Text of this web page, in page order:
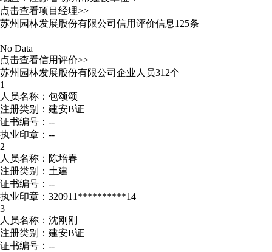
点击查看项目经理>>
苏州园林发展股份有限公司信用评价信息125条
No Data
点击查看信用评价>>
苏州园林发展股份有限公司企业人员312个
1
人员名称：包颂颂
注册类别：建安B证
证书编号：--
执业印章：--
2
人员名称：陈培春
注册类别：土建
证书编号：--
执业印章：320911**********14
3
人员名称：沈刚刚
注册类别：建安B证
证书编号：--